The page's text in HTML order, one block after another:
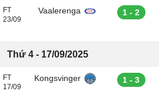
FT
23/09
Vaalerenga 1 - 2
Thứ 4 - 17/09/2025
FT
17/09
Kongsvinger 1 - 3